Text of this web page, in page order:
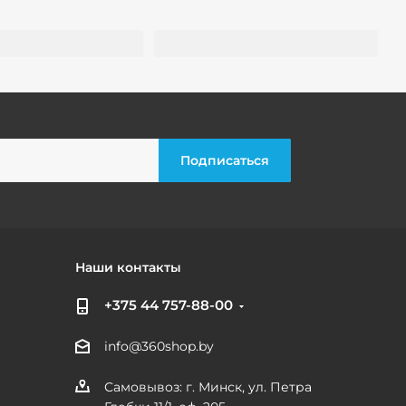
Наши контакты
+375 44 757-88-00
info@360shop.by
Самовывоз: г. Минск, ул. Петра